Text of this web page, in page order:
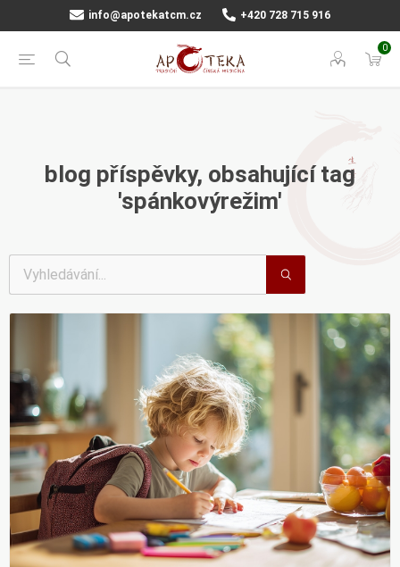
info@apotekatcm.cz +420 728 715 916
0
blog příspěvky, obsahující tag
'spánkovýrežim'